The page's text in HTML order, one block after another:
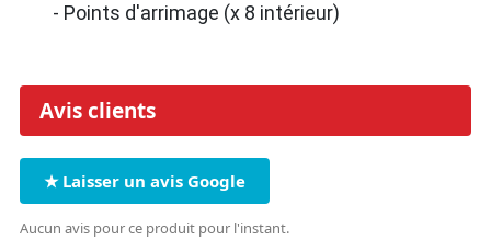
- Points d'arrimage (x 8 intérieur)
Avis clients
★ Laisser un avis Google
Aucun avis pour ce produit pour l'instant.